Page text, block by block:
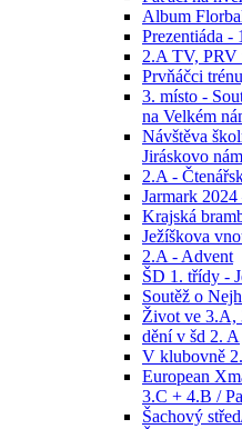
Album
Prezentiáda -
2.A TV, PRV
Prvňáčci
3. místo -
na Velkém
Návštěva
Jiráskovo
2.A -
Jarmark
Krajská
Ježíškova
2.A - Advent
ŠD 1. třídy -
Soutěž o
Život ve 3.A,
dění v šd 2. A
V klubovně
European
3.C + 4.B /
Šachový